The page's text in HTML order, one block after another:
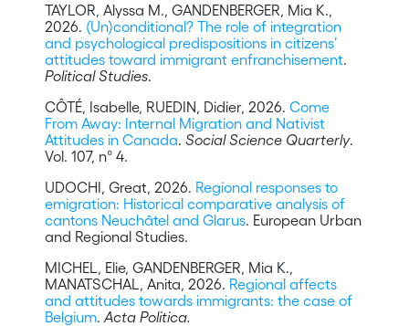
TAYLOR, Alyssa M., GANDENBERGER, Mia K.,
2026. (Un)conditional? The role of integration
and psychological predispositions in citizens’
attitudes toward immigrant enfranchisement.
Political Studies.
CÔTÉ, Isabelle, RUEDIN, Didier, 2026. Come
From Away: Internal Migration and Nativist
Attitudes in Canada Social Science Quarterly.
Vol. 107, n° 4.
UDOCHI, Great, 2026. Regional responses to
emigration: Historical comparative analysis of
cantons Neuchâtel and Glarus. European Urban
and Regional Studies.
MICHEL, Elie, GANDENBERGER, Mia K.,
MANATSCHAL, Anita, 2026. Regional affects
and attitudes towards immigrants: the case of
Belgium. Acta Politica.